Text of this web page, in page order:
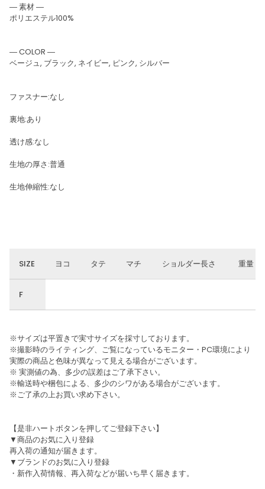
― 素材 ―
ポリエステル100%
― COLOR ―
ベージュ, ブラック, ネイビー, ピンク, シルバー
ファスナー:なし
裏地:あり
透け感:なし
生地の厚さ:普通
生地伸縮性:なし
SIZE ヨコ タテ マチ ショルダー長さ 重量
F
※サイズは平置きで実寸サイズを採寸しております。
※撮影時のライティング、ご覧になっているモニター・PC環境により
実際の商品と色味が異なって見える場合がございます。
※ 実測値の為、多少の誤差はご了承下さい。
※輸送時や梱包による、多少のシワがある場合がございます。
※ご了承の上お買い求め下さい。
【是非ハートボタンを押してご登録下さい】
▼商品のお気に入り登録
再入荷の通知が届きます。
▼ブランドのお気に入り登録
・新作入荷情報、再入荷などが届いち早く届きます。